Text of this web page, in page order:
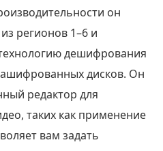
он
регионов 1–6 и
дешифрования
дисков. Он
редактор для
таких как применение
вам задать